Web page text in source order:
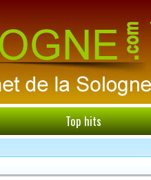
Top hits